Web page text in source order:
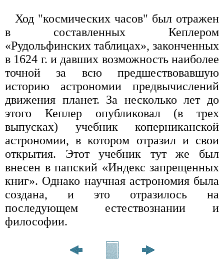
Ход "космических часов" был отражен
в составленных Кеплером
«Рудольфинских таблицах», законченных
в 1624 г. и давших возможность наиболее
точной за всю предшествовавшую
историю астрономии предвычислений
движения планет. За несколько лет до
этого Кеплер опубликовал (в трех
выпусках) учебник коперниканской
астрономии, в котором отразил и свои
открытия. Этот учебник тут же был
внесен в папский «Индекс запрещенных
книг». Однако научная астрономия была
создана, и это отразилось на
последующем естествознании и
философии.